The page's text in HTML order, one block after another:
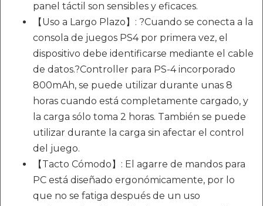
panel táctil son sensibles y eficaces.
【Uso a Largo Plazo】: ?Cuando se conecta a la
consola de juegos PS4 por primera vez, el
dispositivo debe identificarse mediante el cable
de datos.?Controller para PS-4 incorporado
800mAh, se puede utilizar durante unas 8
horas cuando está completamente cargado, y
la carga sólo toma 2 horas. También se puede
utilizar durante la carga sin afectar el control
del juego.
【Tacto Cómodo】: El agarre de mandos para
PC está diseñado ergonómicamente, por lo
que no se fatiga después de un uso